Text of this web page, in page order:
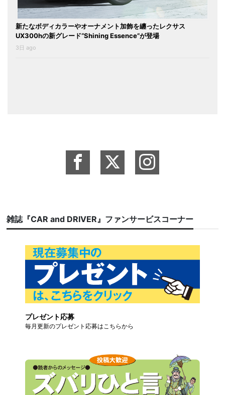
新たなボディカラーやオーナメント加飾を纏ったレクサス
UX300hの新グレード“Shining Essence”が登場
3日 ago
雑誌『CAR and DRIVER』ファンサービスコーナー
プレゼント応募
毎月更新のプレゼント応募はこちらから